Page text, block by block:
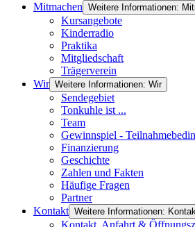
Mitmachen Weitere Informationen:
Kursangebote
Kinderradio
Praktika
Mitgliedschaft
Trägerverein
Wir Weitere Informationen: Wir
Sendegebiet
Tonkuhle ist ...
Team
Gewinnspiel -
Finanzierung
Geschichte
Zahlen und Fakten
Häufige Fragen
Partner
Kontakt Weitere Informationen:
Kontakt, Anfahrt &